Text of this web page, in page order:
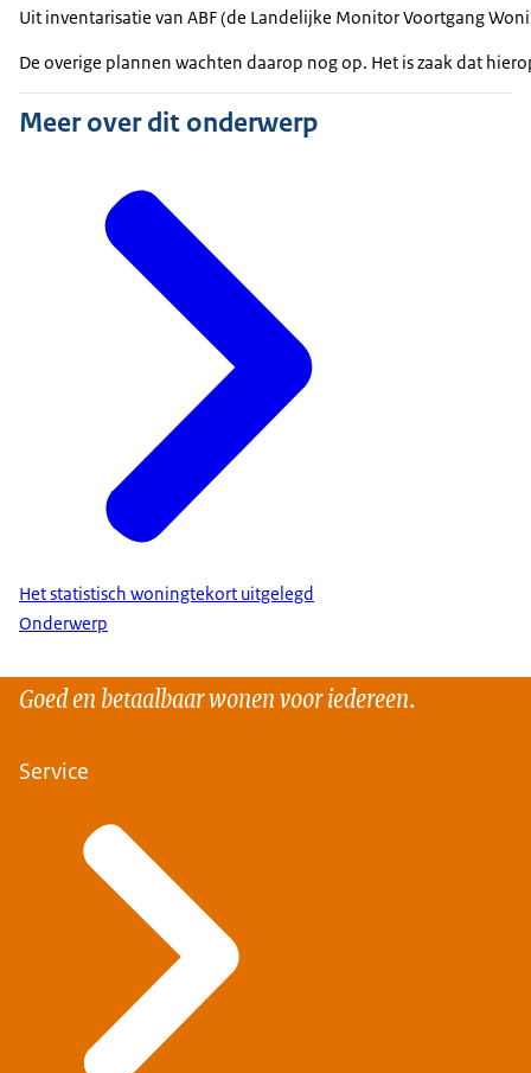
Uit inventarisatie van ABF (de Landelijke Monitor Voortgang
De overige plannen wachten daarop nog op. Het is zaak dat
Meer over dit onderwerp
Het statistisch woningtekort uitgelegd
Onderwerp
Goed en betaalbaar wonen voor iedereen.
Service